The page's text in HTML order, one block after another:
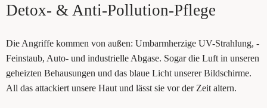
Detox- & Anti-Pollution-Pflege
Die Angrif­fe kom­men von ­außen: Umbarm­her­zi­ge UV-Strah­lung, ­
Fein­staub, Auto- und ­indus­tri­el­le ­Abga­se. Sogar die Luft in unse­ren
geheiz­ten Behau­sun­gen und das blaue Licht unse­rer Bild­schir­me.
All das atta­ckiert ­unse­re Haut und lässt sie vor der Zeit altern.